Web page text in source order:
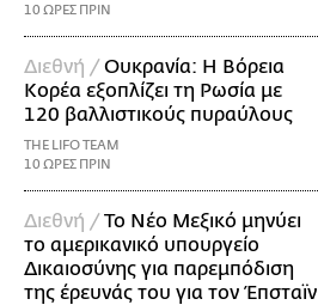
10 ΩΡΕΣ ΠΡΙΝ
Διεθνή /Ουκρανία: Η Βόρεια
Κορέα εξοπλίζει τη Ρωσία με
120 βαλλιστικούς πυραύλους
THE LIFO TEAM
10 ΩΡΕΣ ΠΡΙΝ
Διεθνή /Το Νέο Μεξικό μηνύει
το αμερικανικό υπουργείο
Δικαιοσύνης για παρεμπόδιση
της έρευνάς του για τον Έπσταϊν